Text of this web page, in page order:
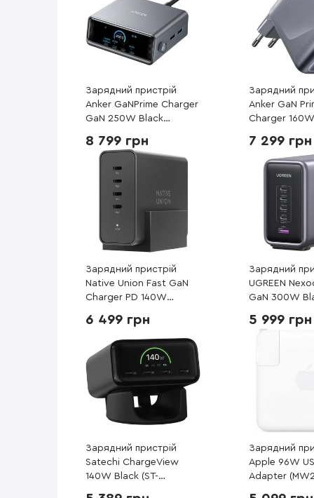
Зарядний пристрій
Anker GaNPrime Charger
GaN 250W Black
8 799 грн
Зарядний
Anker GaN
Charger
7 299 грн
Зарядний пристрій
Native Union Fast GaN
Charger PD 140W
PD140-BLK-EU)
6 499 грн
Зарядний
UGREEN
GaN 300W
5 999 грн
Зарядний пристрій
Satechi ChargeView
140W Black (ST-
Зарядний
Apple 96W
Adapter